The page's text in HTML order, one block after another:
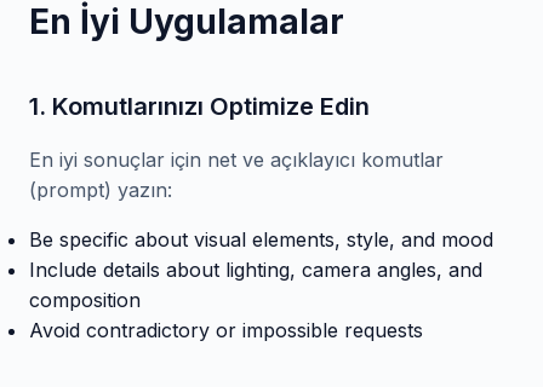
En İyi Uygulamalar
1. Komutlarınızı Optimize Edin
En iyi sonuçlar için net ve açıklayıcı komutlar
(prompt) yazın:
Be specific about visual elements, style, and mood
Include details about lighting, camera angles, and
composition
Avoid contradictory or impossible requests